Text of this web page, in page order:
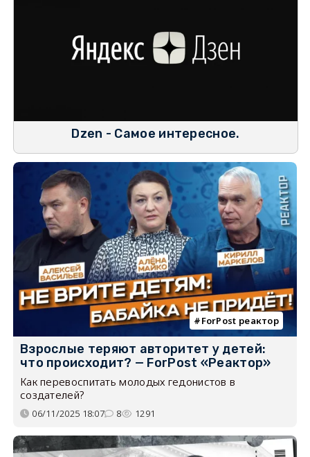
Dzen - Самое интересное.
ForPost реактор
Взрослые теряют авторитет у детей:
что происходит? — ForPost «Реактор»
Как перевоспитать молодых гедонистов в
создателей?
06/11/2025 18:07 8 1291